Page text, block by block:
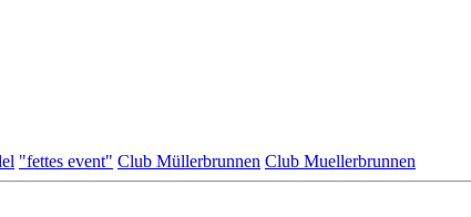
"fettes event" Club Müllerbrunnen Club Muellerbrunnen